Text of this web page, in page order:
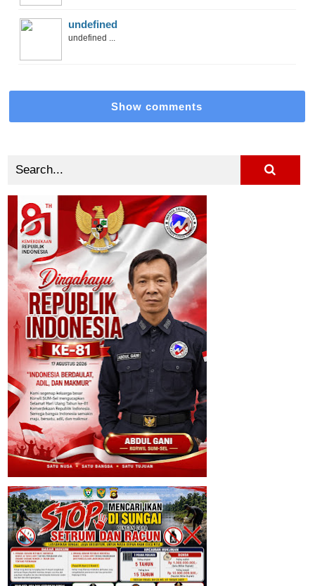
undefined
undefined ...
Show comments